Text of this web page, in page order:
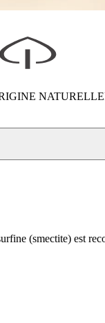
NATURELLE
(smectite) est